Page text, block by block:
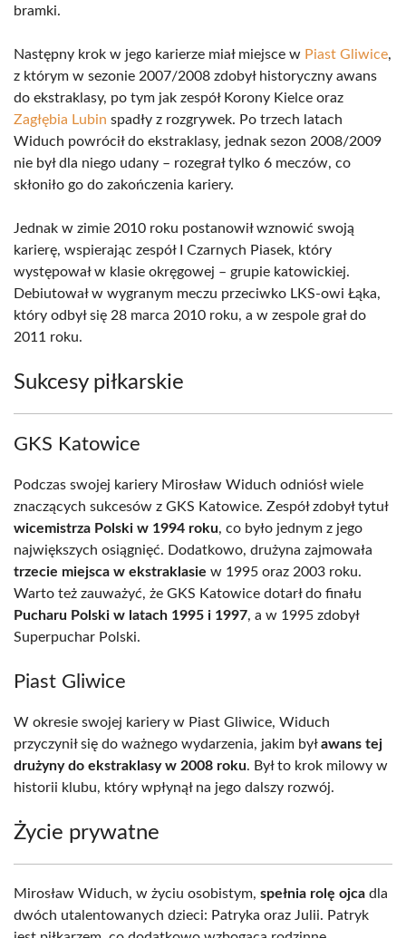
bramki.
Następny krok w jego karierze miał miejsce w Piast Gliwice,
z którym w sezonie 2007/2008 zdobył historyczny awans
do ekstraklasy, po tym jak zespół Korony Kielce oraz
Zagłębia Lubin spadły z rozgrywek. Po trzech latach
Widuch powrócił do ekstraklasy, jednak sezon 2008/2009
nie był dla niego udany – rozegrał tylko 6 meczów, co
skłoniło go do zakończenia kariery.
Jednak w zimie 2010 roku postanowił wznowić swoją
karierę, wspierając zespół I Czarnych Piasek, który
występował w klasie okręgowej – grupie katowickiej.
Debiutował w wygranym meczu przeciwko LKS-owi Łąka,
który odbył się 28 marca 2010 roku, a w zespole grał do
2011 roku.
Sukcesy piłkarskie
GKS Katowice
Podczas swojej kariery Mirosław Widuch odniósł wiele
znaczących sukcesów z GKS Katowice. Zespół zdobył tytuł
wicemistrza Polski w 1994 roku, co było jednym z jego
największych osiągnięć. Dodatkowo, drużyna zajmowała
trzecie miejsca w ekstraklasie w 1995 oraz 2003 roku.
Warto też zauważyć, że GKS Katowice dotarł do finału
Pucharu Polski w latach 1995 i 1997, a w 1995 zdobył
Superpuchar Polski.
Piast Gliwice
W okresie swojej kariery w Piast Gliwice, Widuch
przyczynił się do ważnego wydarzenia, jakim byławans tej
drużyny do ekstraklasy w 2008 roku. Był to krok milowy w
historii klubu, który wpłynął na jego dalszy rozwój.
Życie prywatne
Mirosław Widuch, w życiu osobistym, spełnia rolę ojca dla
dwóch utalentowanych dzieci: Patryka oraz Julii. Patryk